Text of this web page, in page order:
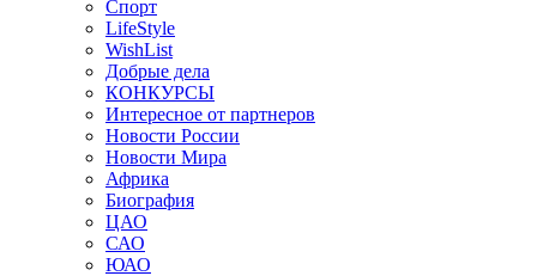
Спорт
LifeStyle
WishList
Добрые дела
КОНКУРСЫ
Интересное от партнеров
Новости России
Новости Мира
Африка
Биография
ЦАО
САО
ЮАО